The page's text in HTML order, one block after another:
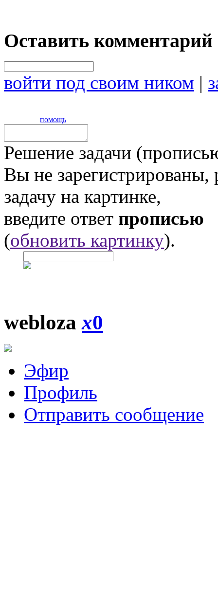
Оставить комментарий
войти под своим ником |
помощь
Решение задачи
Вы не
задачу на картинке,
введите ответ прописью
(обновить картинку).
weblozax0
Эфир
Профиль
Отправить сообщение